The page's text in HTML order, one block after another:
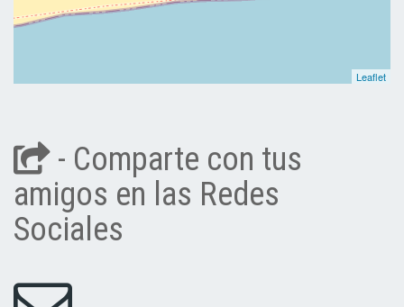
Leaflet
- Comparte con tus
amigos en las Redes
Sociales